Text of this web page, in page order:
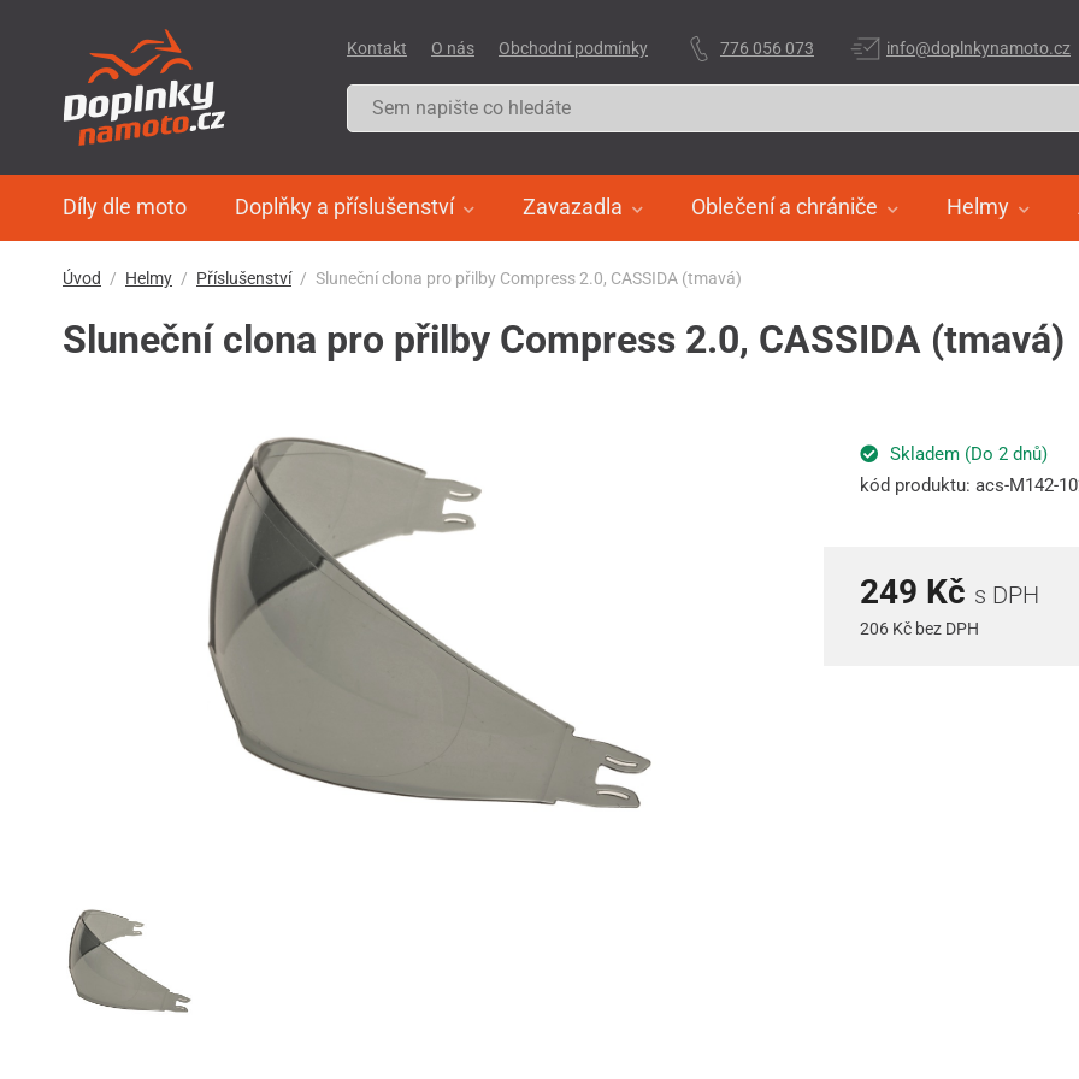
Díly dle moto Doplňky a příslušenství Zavazadla Oblečení a chrániče Helmy
Kontakt O nás Obchodní podmínky 776 056 073 info@doplnkynamoto.cz
Úvod Helmy Příslušenství Sluneční clona pro přilby Compress 2.0, CASSIDA (tmavá)
Sluneční clona pro přilby Compress 2.0, CASSIDA (tmavá)
Skladem (Do 2 dnů)
kód produktu: acs-M142-
249 Kč s DPH
206 Kč bez DPH